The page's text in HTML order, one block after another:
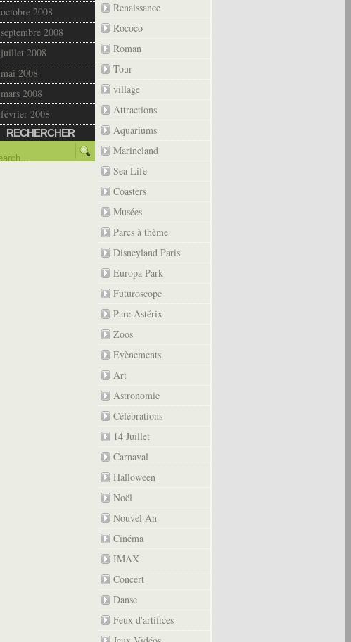
octobre 2008
septembre 2008
juillet 2008
mai 2008
mars 2008
février 2008
RECHERCHER
Renaissance
Rococo
Roman
Tour
village
Attractions
Aquariums
Marineland
Sea Life
Coasters
Musées
Parcs à thème
Disneyland Paris
Europa Park
Futuroscope
Parc Astérix
Zoos
Evènements
Art
Astronomie
Célébrations
14 Juillet
Carnaval
Halloween
Noël
Nouvel An
Cinéma
IMAX
Concert
Danse
Feux d'artifices